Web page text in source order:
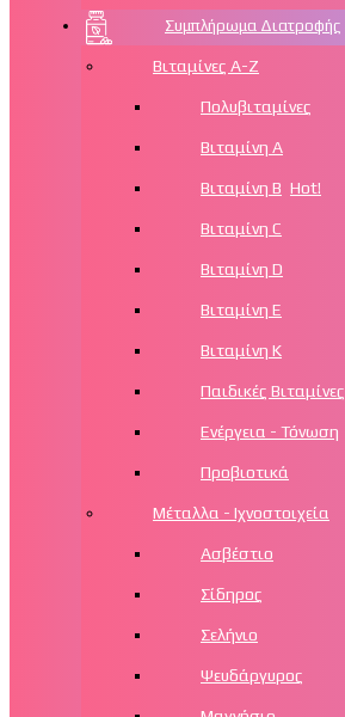
Συμπλήρωμα Διατροφής
Βιταμίνες Α-Ζ
Πολυβιταμίνες
Βιταμίνη Α
Βιταμίνη Β Hot!
Βιταμίνη C
Βιταμίνη D
Βιταμίνη Ε
Βιταμίνη Κ
Παιδικές Βιταμίνες
Ενέργεια - Τόνωση
Προβιοτικά
Μέταλλα - Ιχνοστοιχεία
Ασβέστιο
Σίδηρος
Σελήνιο
Ψευδάργυρος